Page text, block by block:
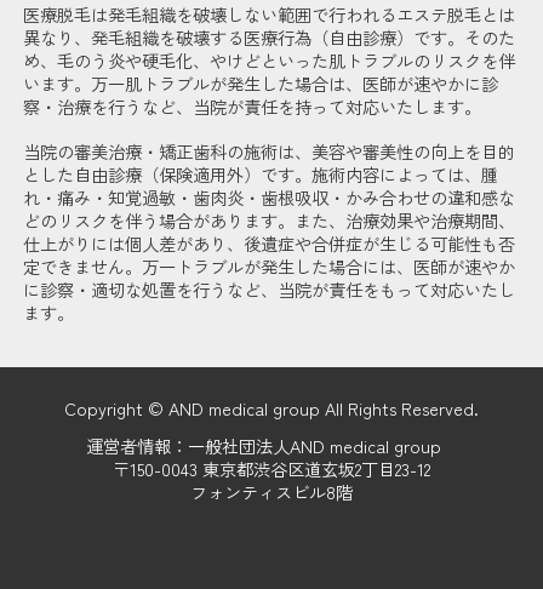
医療脱毛は発毛組織を破壊しない範囲で行われるエステ脱毛とは
異なり、発毛組織を破壊する医療行為（自由診療）です。そのた
め、毛のう炎や硬毛化、やけどといった肌トラブルのリスクを伴
います。万一肌トラブルが発生した場合は、医師が速やかに診
察・治療を行うなど、当院が責任を持って対応いたします。
当院の審美治療・矯正歯科の施術は、美容や審美性の向上を目的
とした自由診療（保険適用外）です。施術内容によっては、腫
れ・痛み・知覚過敏・歯肉炎・歯根吸収・かみ合わせの違和感な
どのリスクを伴う場合があります。また、治療効果や治療期間、
仕上がりには個人差があり、後遺症や合併症が生じる可能性も否
定できません。万一トラブルが発生した場合には、医師が速やか
に診察・適切な処置を行うなど、当院が責任をもって対応いたし
ます。
Copyright © AND medical group All Rights Reserved.
運営者情報：一般社団法人AND medical group
〒150-0043 東京都渋谷区道玄坂2丁目23-12
フォンティスビル8階